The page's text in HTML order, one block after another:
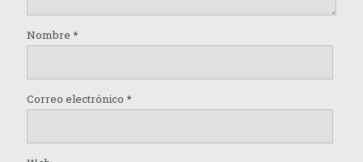
Nombre *
Correo electrónico *